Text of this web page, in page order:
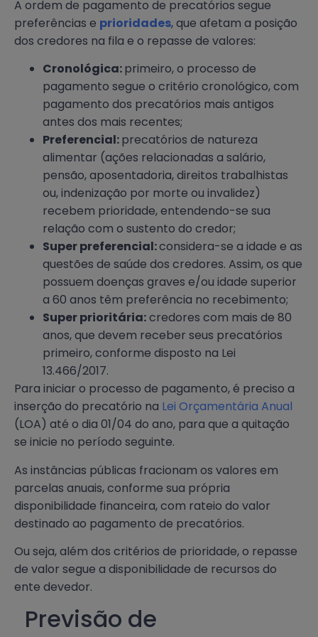
A ordem de pagamento de precatórios segue
preferências e prioridades, que afetam a posição
dos credores na fila e o repasse de valores:
Cronológica:primeiro, o processo de
pagamento segue o critério cronológico, com
pagamento dos precatórios mais antigos
antes dos mais recentes;
Preferencial:precatórios de natureza
alimentar (ações relacionadas a salário,
pensão, aposentadoria, direitos trabalhistas
ou, indenização por morte ou invalidez)
recebem prioridade, entendendo-se sua
relação com o sustento do credor;
Super preferencial:considera-se a idade e as
questões de saúde dos credores. Assim, os que
possuem doenças graves e/ou idade superior
a 60 anos têm preferência no recebimento;
Super prioritária:credores com mais de 80
anos, que devem receber seus precatórios
primeiro, conforme disposto na Lei
13.466/2017.
Para iniciar o processo de pagamento, é preciso a
inserção do precatório na Lei Orçamentária Anual
(LOA) até o dia 01/04 do ano, para que a quitação
se inicie no período seguinte.
As instâncias públicas fracionam os valores em
parcelas anuais, conforme sua própria
disponibilidade financeira, com rateio do valor
destinado ao pagamento de precatórios.
Ou seja, além dos critérios de prioridade, o repasse
de valor segue a disponibilidade de recursos do
ente devedor.
Previsão de